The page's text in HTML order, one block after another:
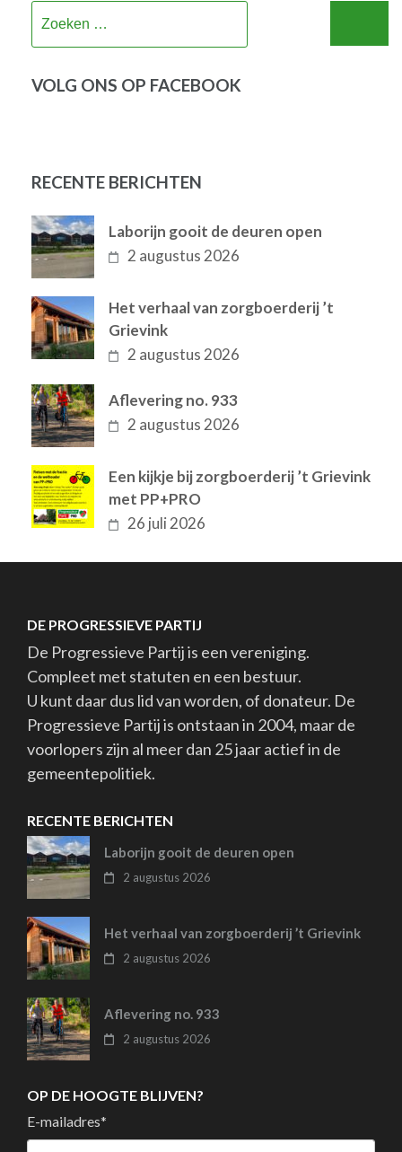
VOLG ONS OP FACEBOOK
RECENTE BERICHTEN
Laborijn gooit de deuren open
2 augustus 2026
Het verhaal van zorgboerderij ’t
Grievink
2 augustus 2026
Aflevering no. 933
2 augustus 2026
Een kijkje bij zorgboerderij ’t Grievink
met PP+PRO
26 juli 2026
DE PROGRESSIEVE PARTIJ
De Progressieve Partij is een vereniging.
Compleet met statuten en een bestuur.
U kunt daar dus lid van worden, of donateur. De
Progressieve Partij is ontstaan in 2004, maar de
voorlopers zijn al meer dan 25 jaar actief in de
gemeentepolitiek.
RECENTE BERICHTEN
Laborijn gooit de deuren open
2 augustus 2026
Het verhaal van zorgboerderij ’t Grievink
2 augustus 2026
Aflevering no. 933
2 augustus 2026
OP DE HOOGTE BLIJVEN?
E-mailadres*